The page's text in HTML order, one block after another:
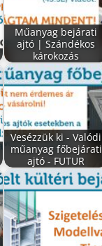
Műanyag bejárati
ajtó | Szándékos
károkozás
Vesézzük ki - Valódi
műanyag főbejárati
ajtó - FUTUR